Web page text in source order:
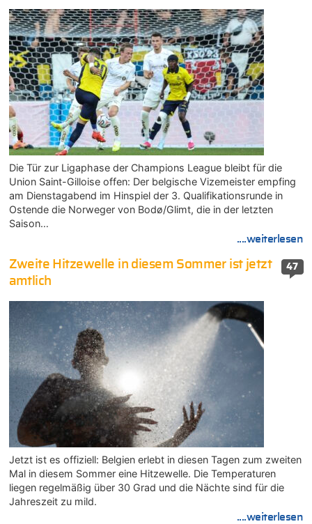
Die Tür zur Ligaphase der Champions League bleibt für die
Union Saint-Gilloise offen: Der belgische Vizemeister empfing
am Dienstagabend im Hinspiel der 3. Qualifikationsrunde in
Ostende die Norweger von Bodø/Glimt, die in der letzten
Saison…
....weiterlesen
47
Zweite Hitzewelle in diesem Sommer ist jetzt
amtlich
Jetzt ist es offiziell: Belgien erlebt in diesen Tagen zum zweiten
Mal in diesem Sommer eine Hitzewelle. Die Temperaturen
liegen regelmäßig über 30 Grad und die Nächte sind für die
Jahreszeit zu mild.
....weiterlesen